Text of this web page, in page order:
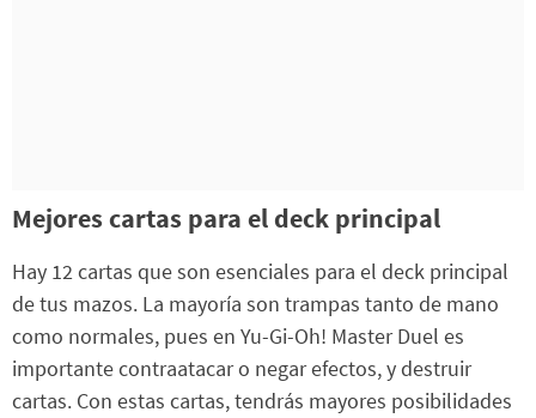
Mejores cartas para el deck principal
Hay 12 cartas que son esenciales para el deck principal
de tus mazos. La mayoría son trampas tanto de mano
como normales, pues en Yu-Gi-Oh! Master Duel es
importante contraatacar o negar efectos, y destruir
cartas. Con estas cartas, tendrás mayores posibilidades